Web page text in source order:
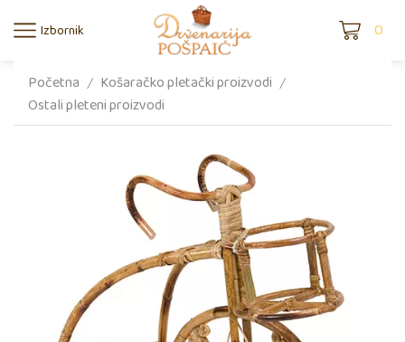
Izbornik 0
Početna / Košaračko pletački proizvodi /
Ostali pleteni proizvodi